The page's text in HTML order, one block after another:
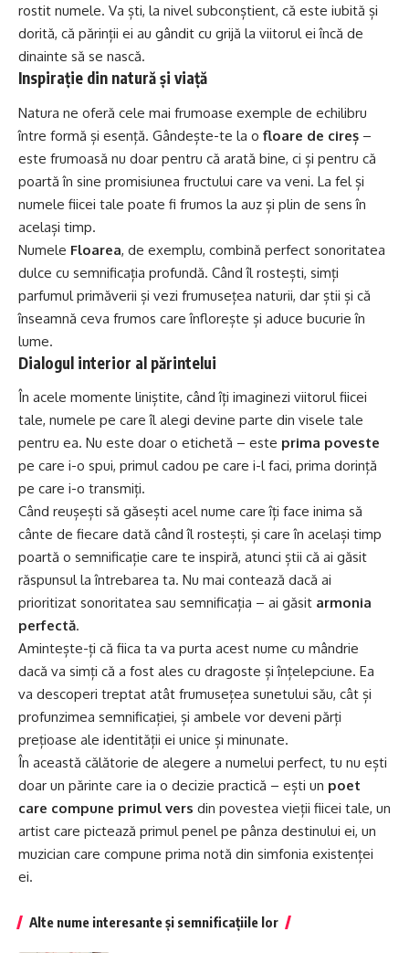
rostit numele. Va ști, la nivel subconștient, că este iubită și
dorită, că părinții ei au gândit cu grijă la viitorul ei încă de
dinainte să se nască.
Inspirație din natură și viață
Natura ne oferă cele mai frumoase exemple de echilibru
între formă și esență. Gândește-te la o floare de cireș –
este frumoasă nu doar pentru că arată bine, ci și pentru că
poartă în sine promisiunea fructului care va veni. La fel și
numele fiicei tale poate fi frumos la auz și plin de sens în
același timp.
Numele Floarea, de exemplu, combină perfect sonoritatea
dulce cu semnificația profundă. Când îl rostești, simți
parfumul primăverii și vezi frumusețea naturii, dar știi și că
înseamnă ceva frumos care înflorește și aduce bucurie în
lume.
Dialogul interior al părintelui
În acele momente liniștite, când îți imaginezi viitorul fiicei
tale, numele pe care îl alegi devine parte din visele tale
pentru ea. Nu este doar o etichetă – este prima poveste
pe care i-o spui, primul cadou pe care i-l faci, prima dorință
pe care i-o transmiți.
Când reușești să găsești acel nume care îți face inima să
cânte de fiecare dată când îl rostești, și care în același timp
poartă o semnificație care te inspiră, atunci știi că ai găsit
răspunsul la întrebarea ta. Nu mai contează dacă ai
prioritizat sonoritatea sau semnificația – ai găsit armonia
perfectă.
Amintește-ți că fiica ta va purta acest nume cu mândrie
dacă va simți că a fost ales cu dragoste și înțelepciune. Ea
va descoperi treptat atât frumusețea sunetului său, cât și
profunzimea semnificației, și ambele vor deveni părți
prețioase ale identității ei unice și minunate.
În această călătorie de alegere a numelui perfect, tu nu ești
doar un părinte care ia o decizie practică – ești un poet
care compune primul vers din povestea vieții fiicei tale, un
artist care pictează primul penel pe pânza destinului ei, un
muzician care compune prima notă din simfonia existenței
ei.
Alte nume interesante și semnificațiile lor